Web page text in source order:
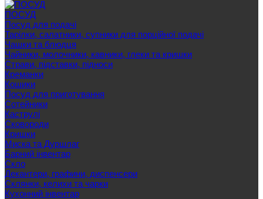
ПОСУД
Посуд для подачі
Тарілки, салатники, супники для порційної подачі
Чашки та блюдця
Чайники, молочники, кавники, глеки та кришки
Страви, підставки, підноси
Креманки
Кошики
Посуд для приготування
Сотейники
Каструлі
Сковороди
Кришки
Миска та Дуршлаг
Барний інвентар
Скло
Декантери, графини, диспенсери
Склянки, келихи та чарки
Кухонний інвентар